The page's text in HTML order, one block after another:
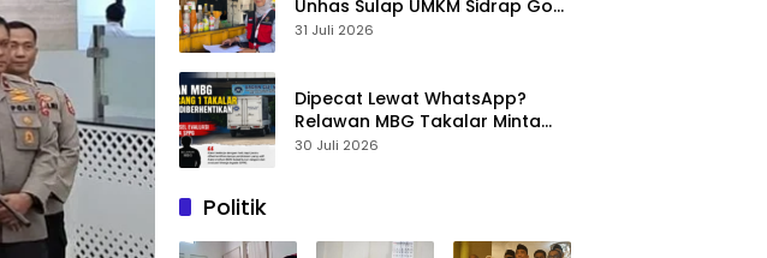
Unhas Sulap UMKM Sidrap Go
Digital dalam Hitungan Hari
31 Juli 2026
Dipecat Lewat WhatsApp?
Relawan MBG Takalar Minta
BGN Audit SPPG Kalabbirang 1
30 Juli 2026
Politik